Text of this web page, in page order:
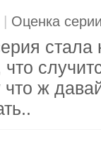
| Оценка
стала
что ж